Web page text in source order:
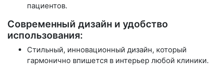
пациентов.
Современный дизайн и удобство
использования:
Стильный, инновационный дизайн, который
гармонично впишется в интерьер любой клиники.